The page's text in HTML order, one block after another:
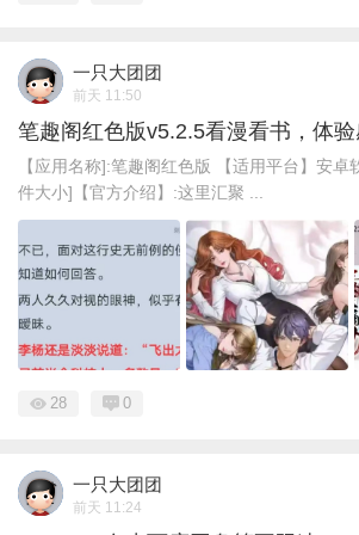
一只大团团
前天 11:50
笔趣阁红色版v5.2.5看漫看书，体
【应用名称]:笔趣阁红色版 【适用平台】安
件大小]【官方介绍】:这里汇聚 ...
28 0
一只大团团
前天 11:24